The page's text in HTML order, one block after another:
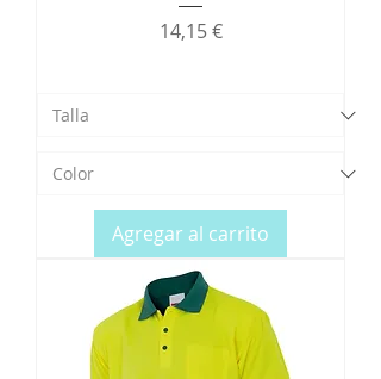
Precio
14,15 €
Agregar al carrito